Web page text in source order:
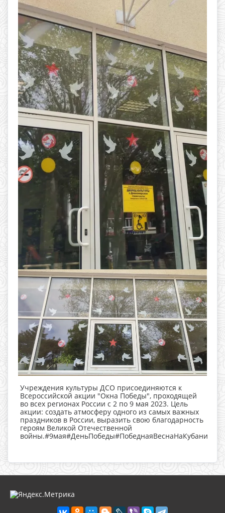
Учреждения культуры ДСО присоединяются к
Всероссийской акции "Окна Победы", проходящей
во всех регионах России с 2 по 9 мая 2023. Цель
акции: создать атмосферу одного из самых важных
праздников в России, выразить свою благодарность
героям Великой Отечественной
войны.#9мая#ДеньПобеды#ПобеднаяВеснаНаКубани